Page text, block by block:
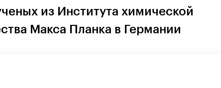
из Института химической
Макса Планка в Германии